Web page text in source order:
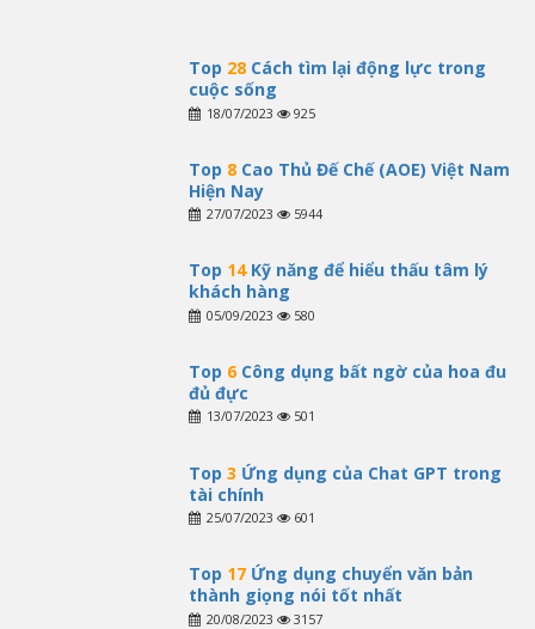
Top 28Cách tìm lại động lực trong
cuộc sống
18/07/2023 925
Top 8Cao Thủ Đế Chế (AOE) Việt Nam
Hiện Nay
27/07/2023 5944
Top 14Kỹ năng để hiểu thấu tâm lý
khách hàng
05/09/2023 580
Top 6Công dụng bất ngờ của hoa đu
đủ đực
13/07/2023 501
Top 3 Ứng dụng của Chat GPT trong
tài chính
25/07/2023 601
Top 17Ứng dụng chuyển văn bản
thành giọng nói tốt nhất
20/08/2023 3157